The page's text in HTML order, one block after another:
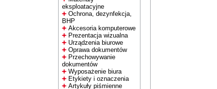
eksploatacyjne
Ochrona, dezynfekcja,
BHP
Akcesoria komputerowe
Prezentacja wizualna
Urządzenia biurowe
Oprawa dokumentów
Przechowywanie
dokumentów
Wyposażenie biura
Etykiety i oznaczenia
Artykuły piśmienne